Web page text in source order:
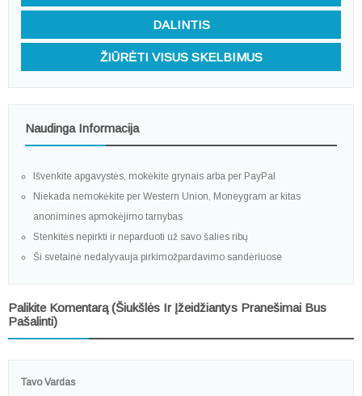
DALINTIS
ŽIŪRĖTI VISUS SKELBIMUS
Naudinga Informacija
Išvenkite apgavystės, mokėkite grynais arba per PayPal
Niekada nemokėkite per Western Union, Moneygram ar kitas
anonimines apmokėjimo tarnybas
Stenkitės nepirkti ir neparduoti už savo šalies ribų
Ši svetainė nedalyvauja pirkimožpardavimo sandėriuose
Palikite Komentarą (šiukšlės Ir Įžeidžiantys Pranešimai Bus
Pašalinti)
Tavo Vardas